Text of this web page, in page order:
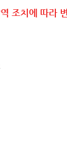
조치에 따라